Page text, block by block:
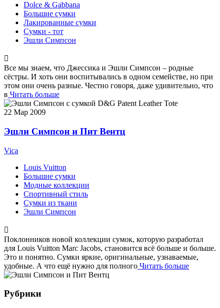
Dolce & Gabbana
Большие сумки
Лакированные сумки
Сумки - тот
Эшли Симпсон
Все мы знаем, что Джессика и Эшли Симпсон – родные
сёстры. И хоть они воспитывались в одном семействе, но при
этом они очень разные. Честно говоря, даже удивительно, что
в Читать больше
22 Мар 2009
Эшли Симпсон и Пит Вентц
Vica
Louis Vuitton
Большие сумки
Модные коллекции
Спортивный стиль
Сумки из ткани
Эшли Симпсон
Поклонников новой коллекции сумок, которую разработал
для Louis Vuitton Marc Jacobs, становится всё больше и больше.
Это и понятно. Сумки яркие, оригинальные, узнаваемые,
удобные. А что ещё нужно для полного Читать больше
Рубрики